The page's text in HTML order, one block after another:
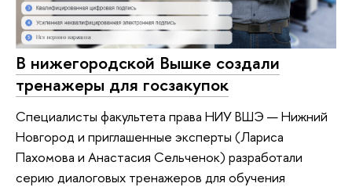
В нижегородской Вышке создали
тренажеры для госзакупок
Специалисты факультета права НИУ ВШЭ — Нижний
Новгород и приглашенные эксперты (Лариса
Пахомова и Анастасия Сельченок) разработали
серию диалоговых тренажеров для обучения